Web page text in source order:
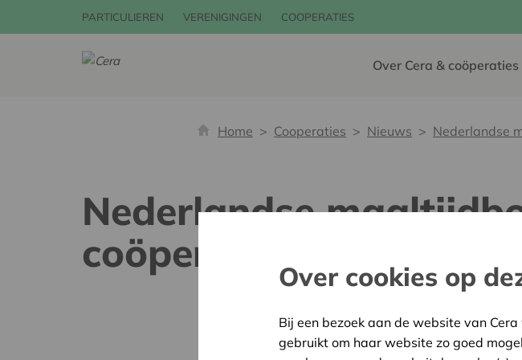
PARTICULIEREN VERENIGINGEN COOPERATIES
Over Cera & coöperaties
Home Cooperaties Nieuws Nederlandse
Nederlandse
coöperatie
Over cookies op
Bij een bezoek aan de website van
gebruikt om haar website zo goed